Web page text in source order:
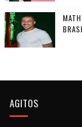
AGITOS